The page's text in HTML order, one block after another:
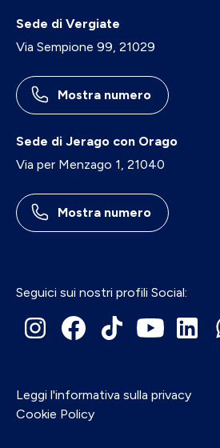
Sede di Vergiate
Via Sempione 99, 21029
Mostra numero
Sede di Jerago con Orago
Via per Menzago 1, 21040
Mostra numero
Seguici sui nostri profili Social:
Leggi l'informativa sulla privacy
Cookie Policy